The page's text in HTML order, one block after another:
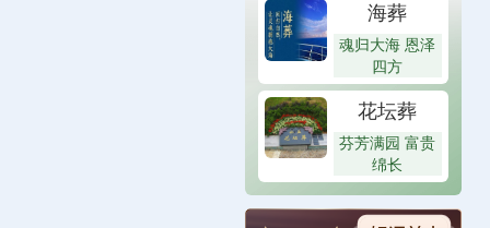
海葬
魂归大海 恩泽
四方
花坛葬
芬芳满园 富贵
绵长